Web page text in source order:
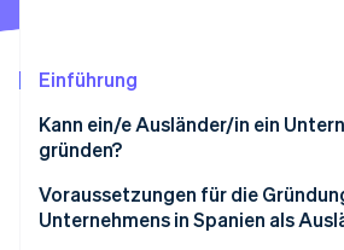
CO₂-Entnahme
Identity
Online-Identitätsprüfung
Einführung
Kann ein/e Ausländer/in ein
gründen?
Voraussetzungen für die
Unternehmens in Spanien als